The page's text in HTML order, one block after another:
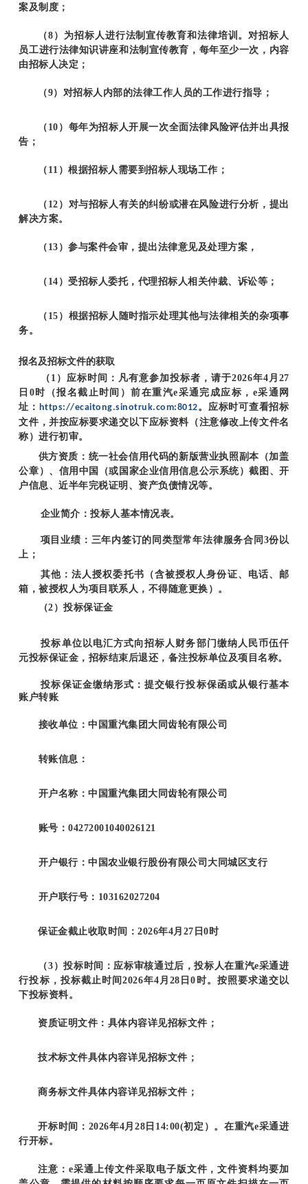
案及制度；
（8）为招标人进行法制宣传教育和法律培训。对招标人
员工进行法律知识讲座和法制宣传教育，每年至少一次，内容
由招标人决定；
（9）对招标人内部的法律工作人员的工作进行指导；
（10）每年为招标人开展一次全面法律风险评估并出具报
告；
（11）根据招标人需要到招标人现场工作；
（12）对与招标人有关的纠纷或潜在风险进行分析，提出
解决方案。
（13）参与案件会审，提出法律意见及处理方案，
（14）受招标人委托，代理招标人相关仲裁、诉讼等；
（15）根据招标人随时指示处理其他与法律相关的杂项事
务。
报名及招标文件的获取
（1）应标时间：凡有意参加投标者，请于2026年4月27
日0时（报名截止时间）前在重汽e采通完成应标，e采通网
址： https://ecaitong.sinotruk.com:8012。应标时可查看招标
文件，并按应标要求递交以下应标资料（注意修改上传文件名
称）进行初审。
供方资质：统一社会信用代码的新版营业执照副本（加盖
公章）、信用中国（或国家企业信用信息公示系统）截图、开
户信息、近半年完税证明、资产负债情况等。
企业简介：投标人基本情况表。
项目业绩：三年内签订的同类型常年法律服务合同3份以
上；
其他：法人授权委托书（含被授权人身份证、电话、邮
箱，被授权人为项目 联系人，不得随意更换 ）。
（2）投标保证金
投标单位以电汇方式向招标人财务部门缴纳人民币伍仟
元投标保证金，招标结束后退还，备注投标单位及项目名称。
投标保证金缴纳形式：提交银行投标保函或从银行基本
账户转账
接收单位：中国重汽集团大同齿轮有限公司
转账信息：
开户名称：中国重汽集团大同齿轮有限公司
账号：04272001040026121
开户银行：中国农业银行股份有限公司大同城区支行
开户联行号：103162027204
保证金截止收取时间：2026年4月27日0时
（3）投标时间：应标审核通过后，投标人在重汽e采通进
行投标，投标截止时间2026年4月28日0时。按照要求递交以
下投标资料。
资质证明文件：具体内容详见招标文件；
技术标文件具体内容详见招标文件；
商务标文件具体内容详见招标文件；
开标时间：2026年4月28日14:00(初定）。在重汽e采通进
行开标。
注意：e采通上传文件采取电子版文件，文件资料均要加